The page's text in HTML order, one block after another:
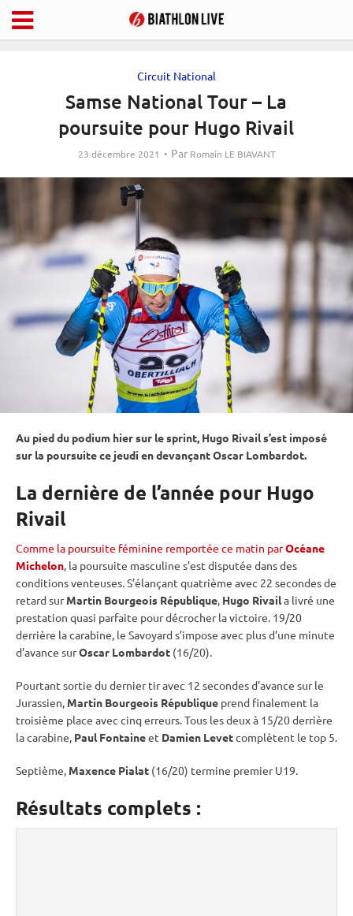
Circuit National
Samse National Tour – La
poursuite pour Hugo Rivail
23 décembre 2021 Par Romain LE BIAVANT
Au pied du podium hier sur lesprint, Hugo Rivail s’est imposé
sur la poursuitece jeudi en devançant Oscar Lombardot.
La dernière de l’année pour Hugo
Rivail
Comme la poursuite féminine remportée ce matin parOcéane
Michelon, la poursuite masculine s’est disputée dans des
conditions venteuses. S’élançant quatrième avec 22 secondes de
retard surMartin Bourgeois République, Hugo Rivaila livré une
prestation quasi parfaite pour décrocher la victoire. 19/20
derrière lacarabine, le Savoyard s’impose avec plus d’une minute
d’avance surOscar Lombardot (16/20).
Pourtant sortie du dernier tir avec 12 secondes d’avance sur le
Jurassien, Martin Bourgeois République prend finalement la
troisième place avec cinq erreurs. Tous les deux à 15/20 derrière
lacarabine, Paul Fontaineet Damien Levetcomplètent le top 5.
Septième, Maxence Pialat (16/20) termine premier U19.
Résultats complets :